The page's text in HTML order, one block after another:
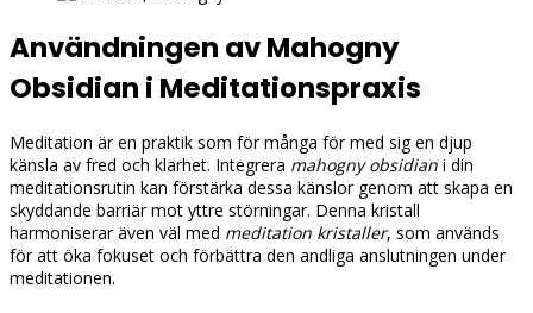
Användningen av Mahogny
Obsidian i Meditationspraxis
Meditation är en praktik som för många för med sig en djup
känsla av fred och klarhet. Integrera mahogny obsidian i din
meditationsrutin kan förstärka dessa känslor genom att skapa en
skyddande barriär mot yttre störningar. Denna kristall
harmoniserar även väl med meditation kristaller, som används
för att öka fokuset och förbättra den andliga anslutningen under
meditationen.